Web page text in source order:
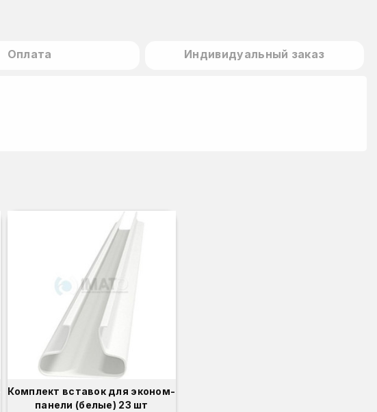
Оплата Индивидуальный заказ
Комплект вставок для эконом-
панели (белые) 23 шт